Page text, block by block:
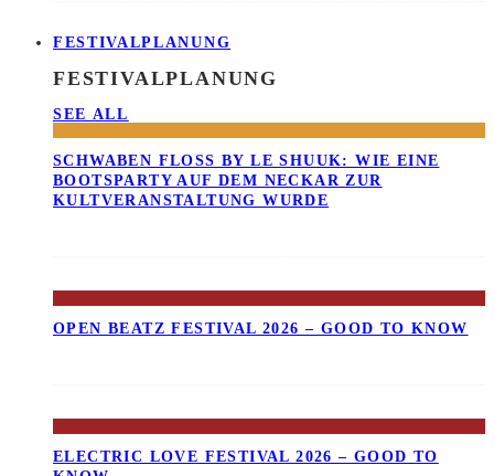
FESTIVALPLANUNG
FESTIVALPLANUNG
SEE ALL
SCHWABEN FLOSS BY LE SHUUK: WIE EINE B
OOTSPARTY AUF DEM NECKAR ZUR K
ULTVERANSTALTUNG WURDE
OPEN BEATZ FESTIVAL 2026 – GOOD TO KNOW
ELECTRIC LOVE FESTIVAL 2026 – GOOD TO